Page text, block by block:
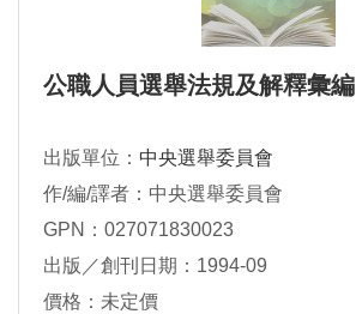
公職人員選舉法規及解釋彙編
出版單位： 中央選舉委員會
作/編/譯者：中央選舉委員會
GPN：027071830023
出版／創刊日期：1994-09
價格：未定價